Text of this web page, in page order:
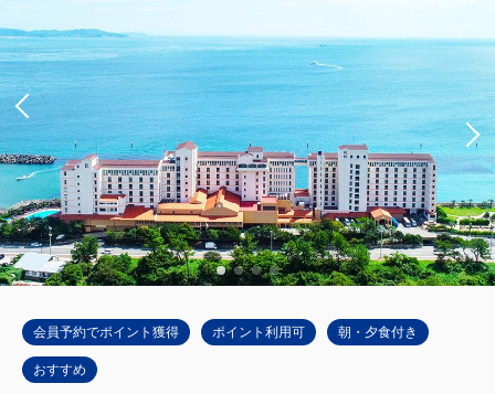
大人2名1室
税・手数料込
合計 49,000円~
獲得ポイント
禁煙 44平米（10畳＋広縁） 1~4名
布団×4 Wi-Fiあり（無料）
会員予約でポイント獲得 ポイント利用可 朝・夕食付き
おすすめ